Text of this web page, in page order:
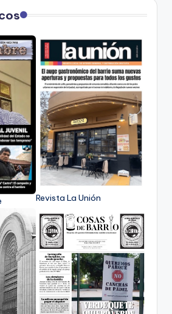
Revista La Unión